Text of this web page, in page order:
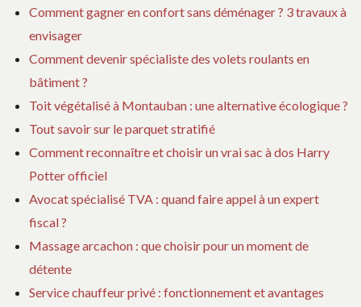
Comment gagner en confort sans déménager ? 3 travaux à
envisager
Comment devenir spécialiste des volets roulants en
bâtiment ?
Toit végétalisé à Montauban : une alternative écologique ?
Tout savoir sur le parquet stratifié
Comment reconnaître et choisir un vrai sac à dos Harry
Potter officiel
Avocat spécialisé TVA : quand faire appel à un expert
fiscal ?
Massage arcachon : que choisir pour un moment de
détente
Service chauffeur privé : fonctionnement et avantages